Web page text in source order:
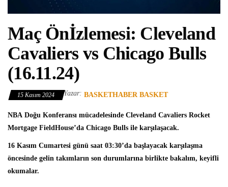
Maç Önİzlemesi: Cleveland
Cavaliers vs Chicago Bulls
(16.11.24)
15 Kasım 2024 Yazar: BASKETHABER BASKET
NBA Doğu Konferansı mücadelesinde Cleveland Cavaliers Rocket
Mortgage FieldHouse’da Chicago Bulls ile karşılaşacak.
16 Kasım Cumartesi günü saat 03:30’da başlayacak karşılaşma
öncesinde gelin takımların son durumlarına birlikte bakalım, keyifli
okumalar.